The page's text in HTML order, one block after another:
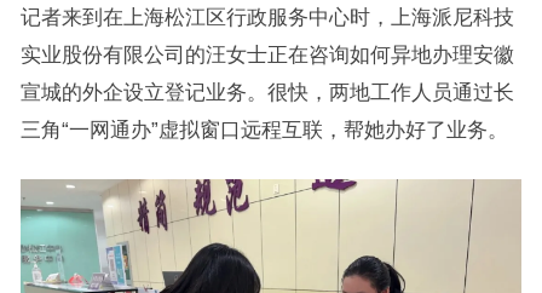
记者来到在上海松江区行政服务中心时，上海派尼科技
实业股份有限公司的汪女士正在咨询如何异地办理安徽
宣城的外企设立登记业务。很快，两地工作人员通过长
三角“一网通办”虚拟窗口远程互联，帮她办好了业务。